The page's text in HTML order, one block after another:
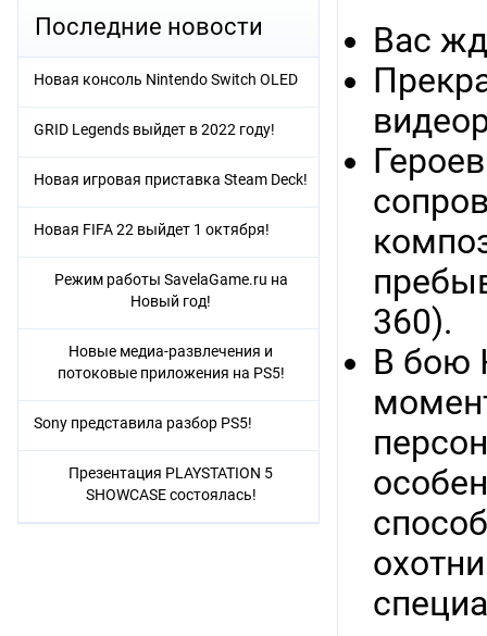
Вас
360).
В бою
Последние новости
Новая консоль Nintendo Switch OLED
GRID Legends выйдет в 2022 году!
Новая игровая приставка Steam Deck!
Новая FIFA 22 выйдет 1 октября!
Режим работы SavelaGame.ru на
Новый год!
Новые медиа-развлечения и
потоковые приложения на PS5!
Sony представила разбор PS5!
Презентация PLAYSTATION 5
SHOWCASE состоялась!